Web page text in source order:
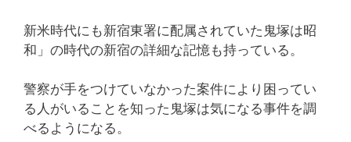
新米時代にも新宿東署に配属されていた鬼塚は昭
和」の時代の新宿の詳細な記憶も持っている。
警察が手をつけていなかった案件により困ってい
る人がいることを知った鬼塚は気になる事件を調
べるようになる。